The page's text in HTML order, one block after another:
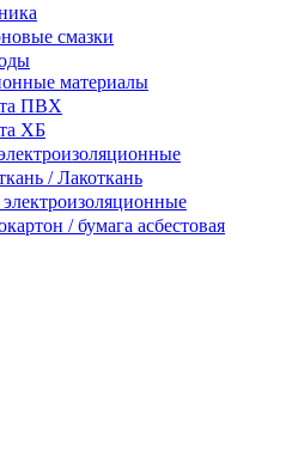
смазки
материалы
ПВХ
ХБ
/ Лакоткань
/ бумага асбестовая